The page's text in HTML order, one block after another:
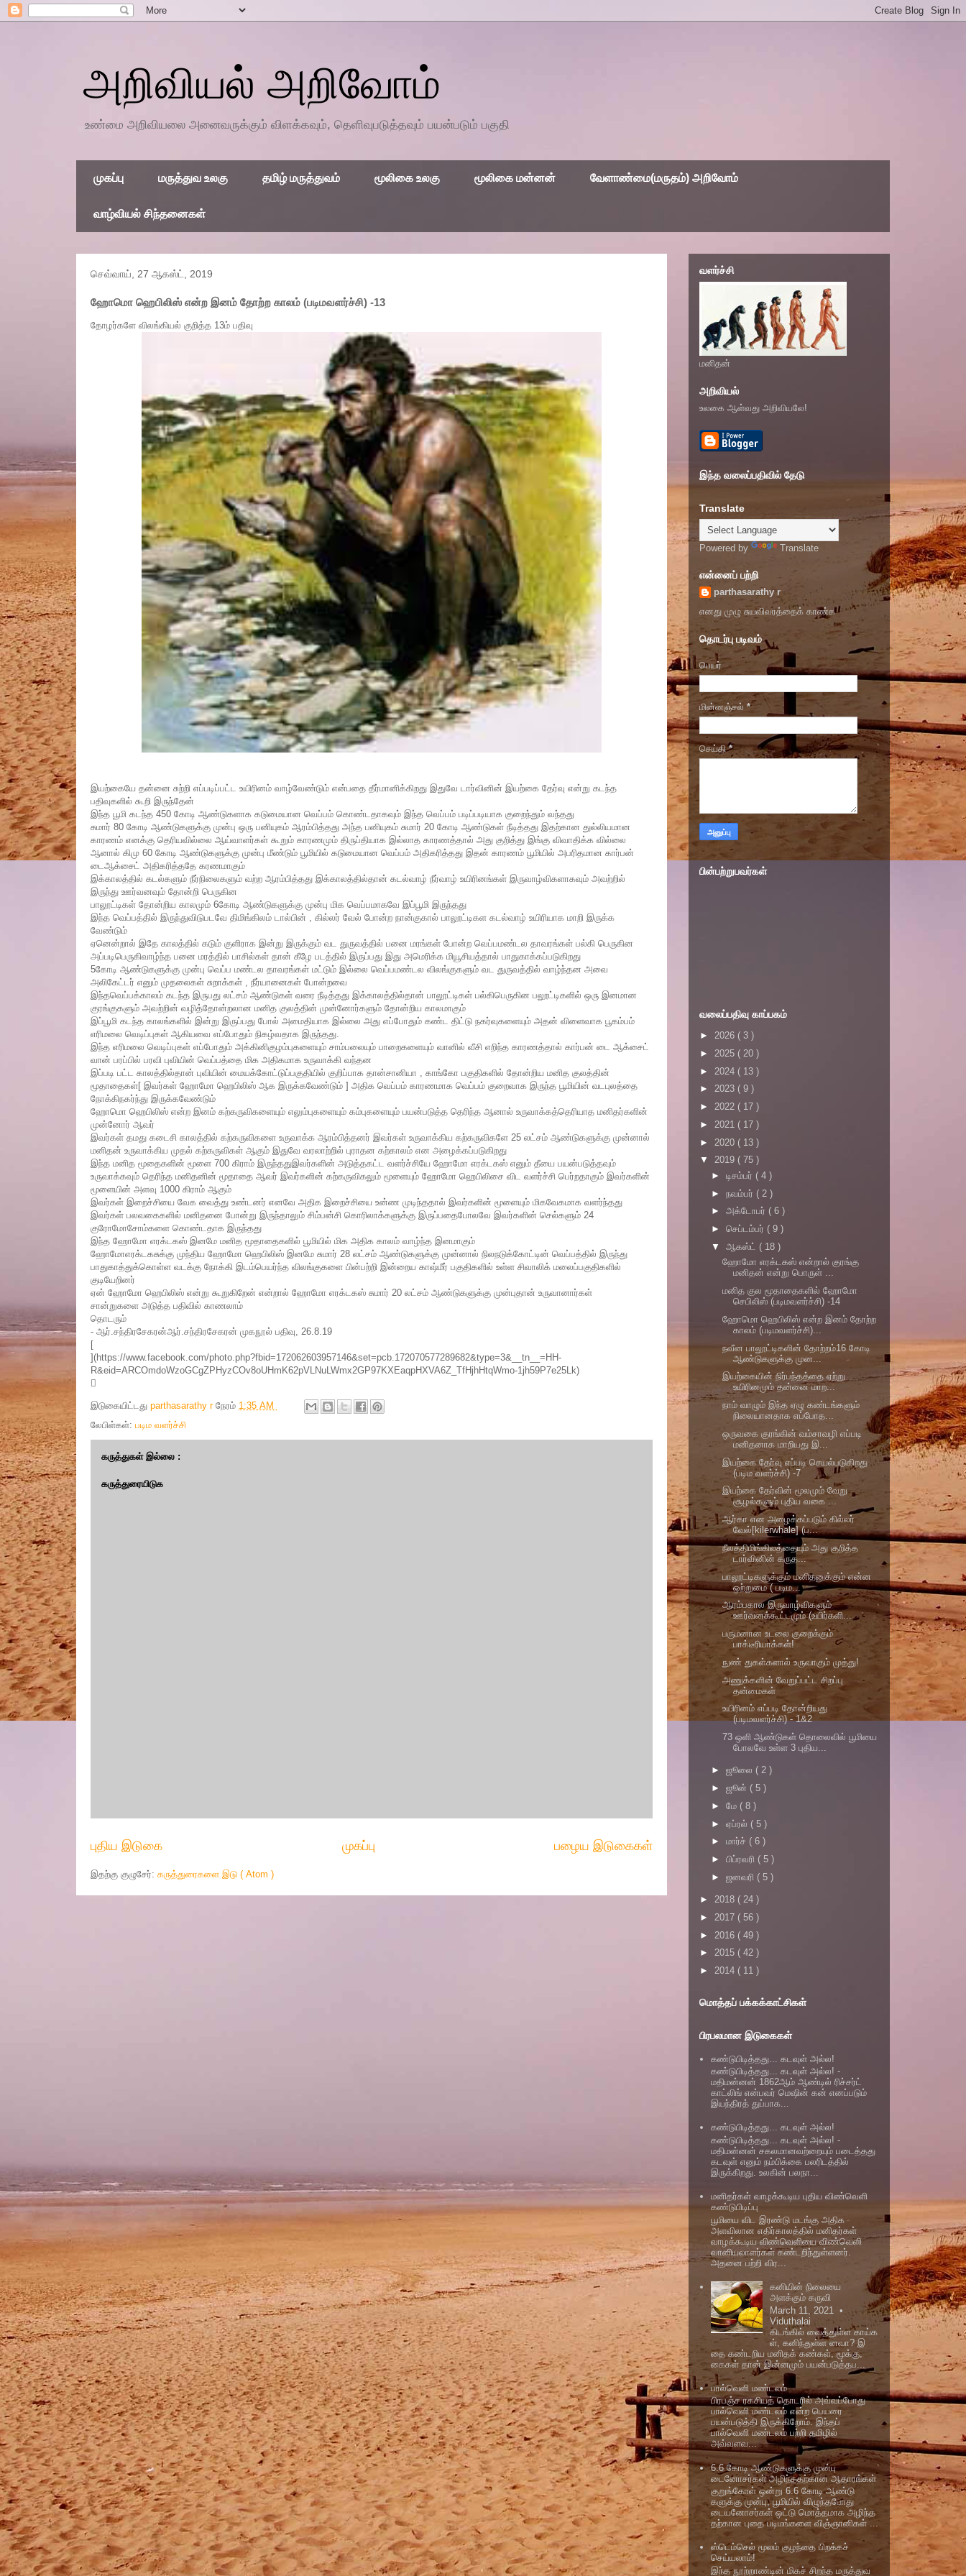
அறிவியல் அறிவோம்
உண்மை அறிவியலை அனைவருக்கும் விளக்கவும், தெளிவுபடுத்தவும் பயன்படும் பகுதி
முகப்பு மருத்துவ உலகு தமிழ் மருத்துவம் மூலிகை உலகு மூலிகை மன்னன் வேளாண்மை(மருதம்) அறிவோம்
வாழ்வியல் சிந்தனைகள்
செவ்வாய், 27 ஆகஸ்ட், 2019
ஹோமொ ஹெபிலிஸ் என்ற இனம் தோற்ற காலம் (படிமவளர்ச்சி) -13
தோழர்களே விலங்கியல் குறித்த 13ம் பதிவு
இயற்கையே தன்னை சுற்றி எப்படிப்பட்ட உயிரினம் வாழ்வேண்டும் என்பதை தீர்மானிக்கிறது இதுவே டார்வினின் இயற்கை தேர்வு என்று கடந்த
பதிவுகளில் கூறி இருந்தேன்
இந்த பூமி கடந்த 450 கோடி ஆண்டுகளாக கடுமையான வெப்பம் கொண்டதாகவும் இந்த வெப்பம் படிப்படியாக குறைந்தும் வந்தது
சுமார் 80 கோடி ஆண்டுகளுக்கு முன்பு ஒரு பனியுகம் ஆரம்பித்தது அந்த பனியுகம் சுமார் 20 கோடி ஆண்டுகள் நீடித்தது இதற்கான துல்லியமான
காரணம் எனக்கு தெரியவில்லை ஆய்வாளர்கள் கூறும் காரணமும் திருப்தியாக இல்லாத காரணத்தால் அது குறித்து இங்கு விவாதிக்க வில்லை
ஆனால் கிமு 60 கோடி ஆண்டுகளுக்கு முன்பு மீண்டும் பூமியில் கடுமையான வெப்பம் அதிகரித்தது இதன் காரணம் பூமியில் அபரிதமான கார்பன்
டைஆக்சைட் அதிகரித்ததே கரணமாகும்
இக்காலத்தில் கடல்களும் நீர்நிலைகளும் வற்ற ஆரம்பித்தது இக்காலத்தில்தான் கடல்வாழ் நீர்வாழ் உயிரினங்கள் இருவாழ்விகளாகவும் அவற்றில்
இருந்து ஊர்வனவும் தோன்றி பெருகின
பாலூட்டிகள் தோன்றிய காலமும் 6கோடி ஆண்டுகளுக்கு முன்பு மிக வெப்பமாகவே இப்பூமி இருந்தது
இந்த வெப்பத்தில் இருந்துவிடுபடவே திமிங்கிலம் டால்பின் , கில்லர் வேல் போன்ற நான்குகால் பாலூட்டிகள கடல்வாழ் உயிரியாக மாறி இருக்க
வேண்டும்
ஏனென்றால் இதே காலத்தில் கடும் குளிராக இன்று இருக்கும் வட துருவத்தில் பனை மரங்கள் போன்ற வெப்பமண்டல தாவரங்கள் பல்கி பெருகின
அப்படிபெருகிவாழ்ந்த பனை மரத்தில் பாசில்கள் தான் கீழே படத்தில் இருப்பது இது அமெரிக்க மியூசியத்தால் பாதுகாக்கப்படுகிறது
5கோடி ஆண்டுகளுக்கு முன்பு வெப்ப மண்டல தாவரங்கள் மட்டும் இல்லை வெப்பமண்டல விலங்குகளும் வட துருவத்தில் வாழ்ந்தன அவை
அலிகேட்டர் எனும் முதலைகள் சுறாக்கள் , நீர்யானைகள் போன்றவை
இந்தவெப்பக்காலம் கடந்த இருபது லட்சம் ஆண்டுகள் வரை நீடித்தது இக்காலத்தில்தான் பாலூட்டிகள் பல்கிபெருகின பலூட்டிகளில் ஒரு இனமான
குரங்குகளும் அவற்றின் வழித்தோன்றலான மனித குலத்தின் முன்னோர்களும் தோன்றிய காலமாகும்
இப்பூமி கடந்த காலங்களில் இன்று இருப்பது போல் அமைதியாக இல்லை அது எப்போதும் கண்ட திட்டு நகர்வுகளையும் அதன் விளைவாக பூகம்பம்
எரிமலை வெடிப்புகள் ஆகியவை எப்போதும் நிகழ்வதாக இருந்தது.
இந்த எரிமலை வெடிப்புகள் எப்போதும் அக்கினிகுழம்புகளையும் சாம்பலையும் பாறைகளையும் வானில் வீசி எறிந்த காரணத்தால் கார்பன் டை ஆக்சைட்
வான் பரப்பில் பரவி புவியின் வெப்பத்தை மிக அதிகமாக உருவாக்கி வந்தன
இப்படி பட்ட காலத்தில்தான் புவியின் மையக்கோட்டுப்பகுதியில் குறிப்பாக தான்சானியா , காங்கோ பகுதிகளில் தோன்றிய மனித குலத்தின்
மூதாதைகள்[ இவர்கள் ஹோமோ ஹெபிலிஸ் ஆக இருக்கவேண்டும் ] அதிக வெப்பம் காரணமாக வெப்பம் குறைவாக இருந்த பூமியின் வடபுலத்தை
நோக்கிநகர்ந்து இருக்கவேண்டும்
ஹோமொ ஹெபிலிஸ் என்ற இனம் கற்கருவிகளையும் எலும்புகளையும் கம்புகளையும் பயன்படுத்த தெரிந்த ஆனால் உருவாக்கத்தெரியாத மனிதர்களின்
முன்னோர் ஆவர்
இவர்கள் தமது கடைசி காலத்தில் கற்கருவிகளை உருவாக்க ஆரம்பித்தனர் இவர்கள் உருவாக்கிய கற்கருவிகளே 25 லட்சம் ஆண்டுகளுக்கு முன்னால்
மனிதன் உருவாக்கிய முதல் கற்கருவிகள் ஆகும் இதுவே வரலாற்றில் புராதன கற்காலம் என அழைக்கப்படுகிறது
இந்த மனித மூதைகளின் மூளை 700 கிராம் இருந்ததுஇவர்களின் அடுத்தகட்ட வளர்ச்சியே ஹோமோ எரக்டகஸ் எனும் தீயை பயன்படுத்தவும்
உருவாக்கவும் தெரிந்த மனிதனின் மூதாதை ஆவர் இவர்களின் கற்கருவிகலும் மூளையும் ஹோமோ ஹெபிலிசை விட வளர்ச்சி பெர்றதாகும் இவர்களின்
மூளையின் அளவு 1000 கிராம் ஆகும்
இவர்கள் இறைச்சியை வேக வைத்து உண்டனர் எனவே அதிக இறைச்சியை உன்ண முடிந்ததால் இவர்களின் மூளையும் மிகவேகமாக வளர்ந்தது
இவர்கள் பலவகைகளில் மனிதனை போன்று இருந்தாலும் சிம்பன்சி கொரிலாக்களுக்கு இருப்பதைபோலவே இவர்களின் செல்களும் 24
குரோமோசோம்களை கொண்டதாக இருந்தது
இந்த ஹோமோ எரக்டகஸ் இனமே மனித மூதாதைகளில் பூமியில் மிக அதிக காலம் வாழ்ந்த இனமாகும்
ஹோமோஎரக்டகசுக்கு முந்திய ஹோமோ ஹெபிலிஸ் இனமே சுமார் 28 லட்சம் ஆண்டுகளுக்கு முன்னால் நிலநடுக்கோட்டின் வெப்பத்தில் இருந்து
பாதுகாத்துக்கொள்ள வடக்கு நோக்கி இடம்பெயர்ந்த விலங்குகளை பின்பற்றி இன்றைய காஷ்மீர் பகுதிகளில் உள்ள சிவாலிக் மலைப்பகுதிகளில்
குடியேறினர்
ஏன் ஹோமோ ஹெபிலிஸ் என்று கூறுகிறேன் என்றால் ஹோமோ எரக்டகஸ் சுமார் 20 லட்சம் ஆண்டுகளுக்கு முன்புதான் உருவானார்கள்
சான்றுகளை அடுத்த பதிவில் காணலாம்
தொடரும்
- ஆர்.சந்திரசேகரன்ஆர்.சந்திரசேகரன் முகநூல் பதிவு, 26.8.19
[
](https://www.facebook.com/photo.php?fbid=172062603957146&set=pcb.172070577289682&type=3&__tn__=HH-
R&eid=ARCOmdoWzoGCgZPHyzCOv8oUHmK62pVLNuLWmx2GP97KXEaqpHXVA6Z_TfHjhHtqWmo-1jh59P7e25Lk)

இடுகையிட்டது parthasarathy r நேரம் 1:35 AM
லேபிள்கள்: படிம வளர்ச்சி
கருத்துகள் இல்லை :
கருத்துரையிடுக
புதிய இடுகை பழைய இடுகைகள்
முகப்பு
இதற்கு குழுசேர்: கருத்துரைகளை இடு ( Atom )
வளர்ச்சி
மனிதன்
அறிவியல்
உலகை ஆள்வது அறிவியலே!
இந்த வலைப்பதிவில் தேடு
Translate
Powered by Translate
என்னைப் பற்றி
parthasarathy r
எனது முழு சுயவிவரத்தைக் காண்க
தொடர்பு படிவம்
பெயர்
மின்னஞ்சல் *
செய்தி*
பின்பற்றுபவர்கள்
வலைப்பதிவு காப்பகம்
► 2026 ( 3 )
► 2025 ( 20 )
► 2024 ( 13 )
► 2023 ( 9 )
► 2022 ( 17 )
► 2021 ( 17 )
► 2020 ( 13 )
▼ 2019 ( 75 )
► டிசம்பர் ( 4 )
► நவம்பர் ( 2 )
► அக்டோபர் ( 6 )
► செப்டம்பர் ( 9 )
▼ ஆகஸ்ட் ( 18 )
ஹோமோ எரக்டகஸ் என்றால் குரங்கு
மனிதன் என்று பொருள் ...
மனித குல மூதாதைகளில் ஹோமோ
செபிலிஸ் (படிமவளர்ச்சி) -14
ஹோமொ ஹெபிலிஸ் என்ற இனம் தோற்ற
காலம் (படிமவளர்ச்சி)...
நவீன பாலூட்டிகளின் தோற்றம்16 கோடி
ஆண்டுகளுக்கு முன...
இயற்கையின் நிர்பந்தத்தை ஏற்று
உயிரினமும் தன்னை மாற...
நாம் வாழும் இந்த ஏழு கண்டங்களும்
நிலையானதாக எப்போத...
ஒருவகை குரங்கின் வம்சாவழி எப்படி
மனிதனாக மாறியது இ...
இயற்கை தேர்வு எப்படி செயல்படுகிறது
(படிம வளர்ச்சி) -7
இயற்கை தேர்வின் மூலமும் வேறு
சூழல்களும் புதிய வகை ...
ஆர்கா என அழைக்கப்படும் கில்லர்
வேல்[kilerwhale] (ப...
நீலத்திமிங்கிலத்தையும் அது குறித்த
டார்வினின் கருத...
பாலூட்டிகளுக்கும் மனிதனுக்கும் என்ன
ஒற்றுமை ( படிம...
ஆரம்பகால இருவாழ்விகளும்
ஊர்வனக்கூட்டமும் (உயிர்களி...
பருமனான உடலை குறைக்கும்
பாக்டீரியாக்கள்!
நுண் துகள்களால் உருவாகும் முத்து!
அணுக்களின் வேறுப்பட்ட சிறப்பு
தன்மைகள்
உயிரினம் எப்படி தோன்றியது
(படிமவளர்ச்சி) - 1&2
73 ஒளி ஆண்டுகள் தொலைவில் பூமியை
போலவே உள்ள 3 புதிய...
► ஜூலை ( 2 )
► ஜூன் ( 5 )
► மே ( 8 )
► ஏப்ரல் ( 5 )
► மார்ச் ( 6 )
► பிப்ரவரி ( 5 )
► ஜனவரி ( 5 )
► 2018 ( 24 )
► 2017 ( 56 )
► 2016 ( 49 )
► 2015 ( 42 )
► 2014 ( 11 )
மொத்தப் பக்கக்காட்சிகள்
பிரபலமான இடுகைகள்
கண்டுபிடித்தது... கடவுள் அல்ல!
கண்டுபிடித்தது... கடவுள் அல்ல! -
மதிமன்னன் 1862ஆம் ஆண்டில் ரிச்சர்ட்
காட்லிங் என்பவர் மெஷின் கன் எனப்படும்
இயந்திரத் துப்பாக...
கண்டுபிடித்தது... கடவுள் அல்ல!
கண்டுபிடித்தது... கடவுள் அல்ல! -
மதிமன்னன் சகலமானவற்றையும் படைத்தது
கடவுள் எனும் நம்பிக்கை பலரிடத்தில்
இருக்கிறது. உலகின் பலநா...
மனிதர்கள் வாழக்கூடிய புதிய விண்வெளி
கண்டுபிடிப்பு
பூமியை விட இரண்டு மடங்கு அதிக
அளவிலான எதிர்காலத்தில் மனிதர்கள்
வாழக்கூடிய விண்வெளியை விண்வெளி
வானியலாளர்கள் கண்டறிந்துள்ளனர்.
அதனை பற்றி விர...
கனியின் நிலையை
அளக்கும் கருவி
March 11, 2021 •
Viduthalai
கிடங்கில் வைத்துள்ள காய்க
ள், கனிந்துள்ள னவா? இ
தை கண்டறிய மனிதக் கண்கள், மூக்கு,
கைகள் தான் இன்னமும் பயன்படுத்தப...
பால்வெளி மண்டலம்
பிரபஞ்ச ரகசியத் தொடரில் அவ்வப்போது
பால்வெளி மண்டலம் என்ற பெயரை
பயன்படுத்தி இருக்கிறோம். இந்தப்
பால்வெளி மண்டலம் பற்றி தமிழில்
அவ்வளவ...
6.6 கோடி ஆண்டுகளுக்கு முன்பு
டைனோசர்கள் அழிந்ததற்கான ஆதாரங்கள்
குறுங்கோள் ஒன்று 6.6 கோடி ஆண்டு
களுக்கு முன்பு, பூமியில் விழுந்தபோது
டையனோசர்கள் ஒட்டு மொத்தமாக அழிந்த
தற்கான புதை படிமங்களை விஞ்ஞானிகள் ...
ஸ்டெம்செல் மூலம் குழந்தை பிறக்கச்
செய்யலாம்!
இந்த நூற்றாண்டின் மிகச் சிறந்த மருத்துவ